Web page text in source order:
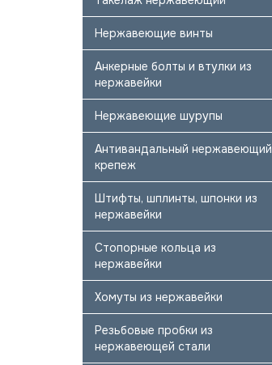
Нержавеющие винты
Анкерные болты и втулки из
нержавейки
Нержавеющие шурупы
Антивандальный нержавеющий
крепеж
Штифты, шплинты, шпонки из
нержавейки
Стопорные кольца из
нержавейки
Хомуты из нержавейки
Резьбовые пробки из
нержавеющей стали